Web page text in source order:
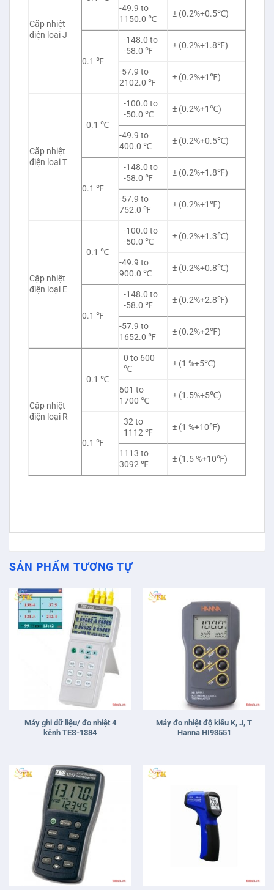
Cặp nhiệt
điện loại J
-49.9 to
1150.0 ℃
± (0.2%+0.5℃)
0.1 ℉
-148.0 to
-58.0 ℉
± (0.2%+1.8℉)
-57.9 to
2102.0 ℉
± (0.2%+1℉)
Cặp nhiệt
điện loại T
0.1 ℃
-100.0 to
-50.0 ℃
± (0.2%+1℃)
-49.9 to
400.0 ℃
± (0.2%+0.5℃)
0.1 ℉
-148.0 to
-58.0 ℉
± (0.2%+1.8℉)
-57.9 to
752.0 ℉
± (0.2%+1℉)
Cặp nhiệt
điện loại E
0.1 ℃
-100.0 to
-50.0 ℃
± (0.2%+1.3℃)
-49.9 to
900.0 ℃
± (0.2%+0.8℃)
0.1 ℉
-148.0 to
-58.0 ℉
± (0.2%+2.8℉)
-57.9 to
1652.0 ℉
± (0.2%+2℉)
Cặp nhiệt
điện loại R
0.1 ℃
0 to 600
℃
± (1 %+5℃)
601 to
1700 ℃
± (1.5%+5℃)
0.1 ℉
32 to
1112 ℉
± (1 %+10℉)
1113 to
3092 ℉
± (1.5 %+10℉)
SẢN PHẨM TƯƠNG TỰ
Máy ghi dữ liệu/ đo nhiệt 4
kênh TES-1384
Máy đo nhiệt độ kiểu K, J, T
Hanna HI93551